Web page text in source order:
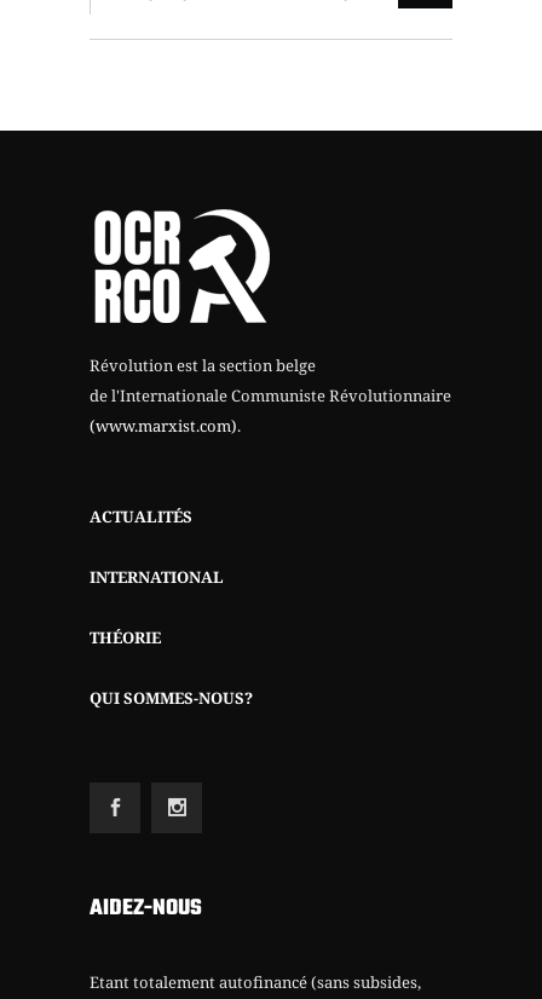
Révolution est la section belge
de l'Internationale Communiste Révolutionnaire
(www.marxist.com).
ACTUALITÉS
INTERNATIONAL
THÉORIE
QUI SOMMES-NOUS?
AIDEZ-NOUS
Etant totalement autofinancé (sans subsides,